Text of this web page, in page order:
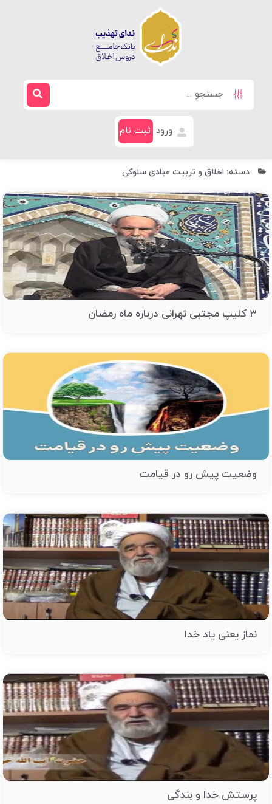
ورود ثبت نام
دسته: اخلاق و تربیت عبادی سلوکی
3 کلیپ مجتبی تهرانی درباره ماه رمضان
وضعیت پیش رو در قیامت
نماز یعنی یاد خدا
پرستش خدا و بندگی